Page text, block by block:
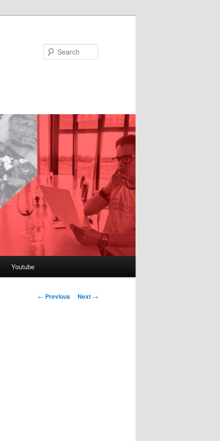
Youtube
Post
← Previous Next →